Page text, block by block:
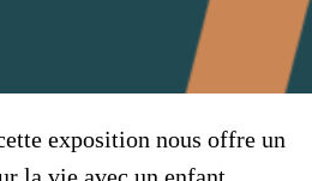
exposition nous offre un